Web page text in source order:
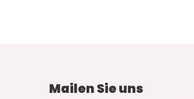
Mailen Sie uns